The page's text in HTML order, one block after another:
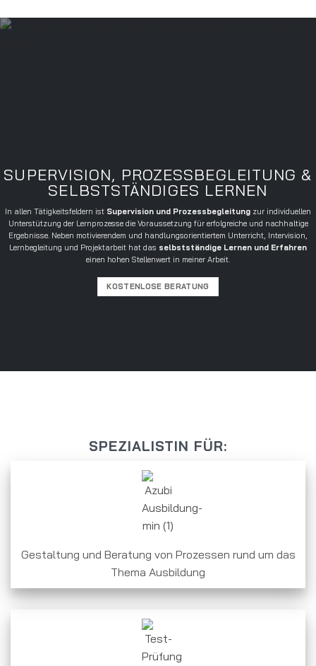
SUPERVISION, PROZESSBEGLEITUNG &
SELBSTSTÄNDIGES LERNEN
In allen Tätigkeitsfeldern ist Supervision und Prozessbegleitung zur individuellen
Unterstützung der Lernprozesse die Voraussetzung für erfolgreiche und nachhaltige
Ergebnisse. Neben motivierendem und handlungsorientiertem Unterricht, Intervision,
Lernbegleitung und Projektarbeit hat das selbstständige Lernen und Erfahren
einen hohen Stellenwert in meiner Arbeit.
KOSTENLOSE BERATUNG
SPEZIALISTIN FÜR:
Gestaltung und Beratung von Prozessen rund um das
Thema Ausbildung